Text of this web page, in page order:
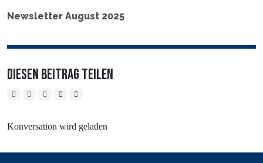
Newsletter August 2025
Diesen Beitrag teilen
Konversation wird geladen